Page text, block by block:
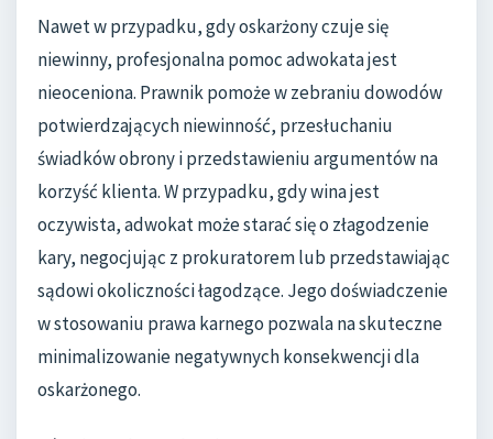
Nawet w przypadku, gdy oskarżony czuje się
niewinny, profesjonalna pomoc adwokata jest
nieoceniona. Prawnik pomoże w zebraniu dowodów
potwierdzających niewinność, przesłuchaniu
świadków obrony i przedstawieniu argumentów na
korzyść klienta. W przypadku, gdy wina jest
oczywista, adwokat może starać się o złagodzenie
kary, negocjując z prokuratorem lub przedstawiając
sądowi okoliczności łagodzące. Jego doświadczenie
w stosowaniu prawa karnego pozwala na skuteczne
minimalizowanie negatywnych konsekwencji dla
oskarżonego.